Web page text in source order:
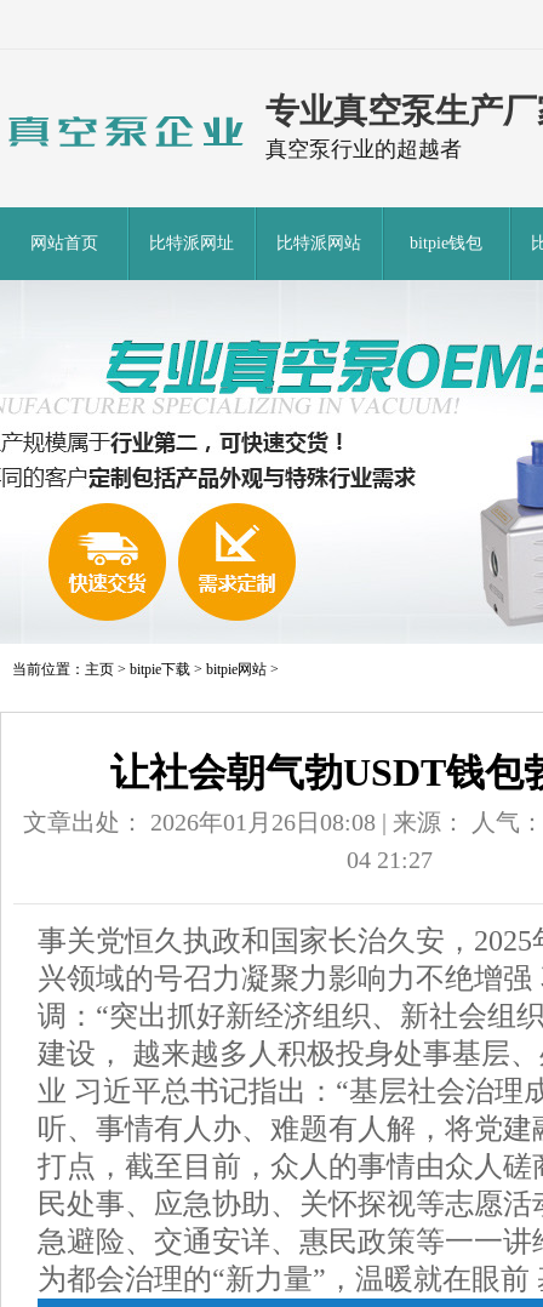
专业真空泵生产
真空泵行业的超越者
网站首页 比特派网址 比特派网站 bitpie钱包
当前位置： 主页 > bitpie下载 > bitpie网站 >
让社会朝气勃USDT钱包
文章出处： 2026年01月26日08:08 | 来源：
人气：
04 21:27
事关党恒久执政和国家长治久安，2025
兴领域的号召力凝聚力影响力不绝增强
调：“突出抓好新经济组织、新社会组
建设， 越来越多人积极投身处事基层
业 习近平总书记指出：“基层社会治理
听、事情有人办、难题有人解，将党
打点，截至目前，众人的事情由众人磋
民处事、应急协助、关怀探视等志愿
急避险、交通安详、惠民政策等一一
为都会治理的“新力量”，温暖就在眼前